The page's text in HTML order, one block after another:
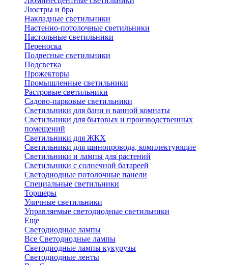
Люстры и бра
Накладные светильники
Настенно-потолочные светильники
Настольные светильники
Переноска
Подвесные светильники
Подсветка
Прожекторы
Промышленные светильники
Растровые светильники
Садово-парковые светильники
Светильники для бани и ванной комнаты
Светильники для бытовых и производственных
помещений
Светильники для ЖКХ
Светильники для шинопровода, комплектующие
Светильники и лампы для растений
Светильники с солнечной батареей
Светодиодные потолочные панели
Специальные светильники
Торшеры
Уличные светильники
Управляемые светодиодные светильники
Еще
Светодиодные лампы
Все Светодиодные лампы
Светодиодные лампы кукурузы
Светодиодные ленты